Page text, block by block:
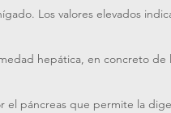
Los valores elevados
hepática, en concreto de
el páncreas que permite la